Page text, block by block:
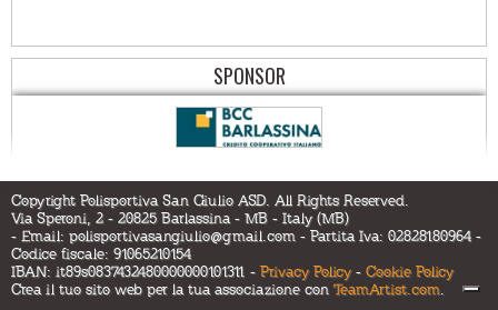
SPONSOR
Copyright Polisportiva San Giulio ASD. All Rights Reserved.
Via Speroni, 2 - 20825 Barlassina - MB - Italy (MB)
- Email: polisportivasangiulio@gmail.com - Partita Iva: 02828180964 -
Codice fiscale: 91065210154
IBAN: it89s0837432480000000101311 - Privacy Policy- Cookie Policy
Crea il tuo sito web per la tua associazione con TeamArtist.com.